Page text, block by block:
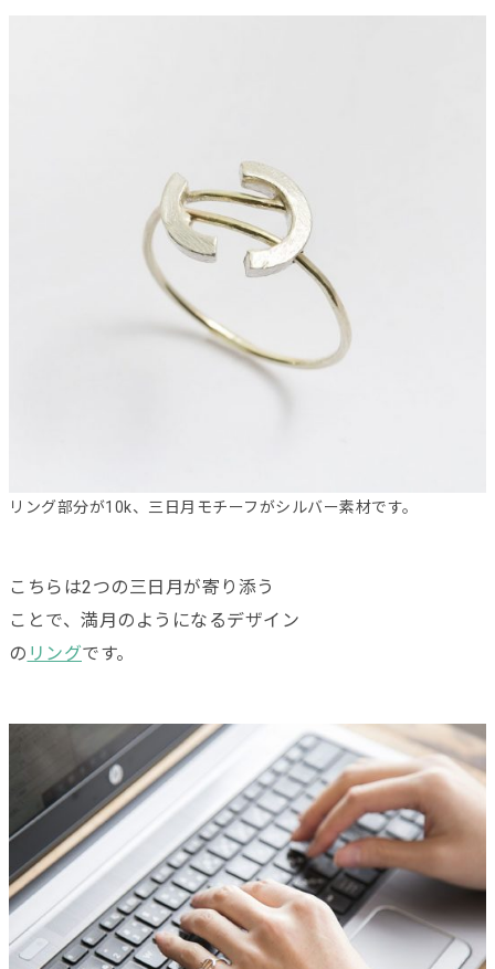
リング部分が10k、三日月モチーフがシルバー素材です。
こちらは2つの三日月が寄り添う
ことで、満月のようになるデザイン
の リングです。